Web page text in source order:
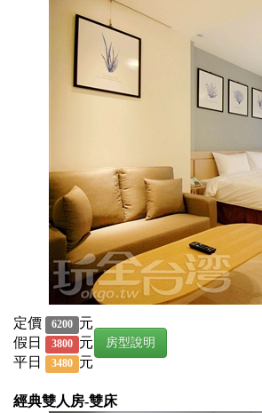
定價 6200 元
假日
3800 元
平日
3480 元
房型說明
經典雙人房-雙床